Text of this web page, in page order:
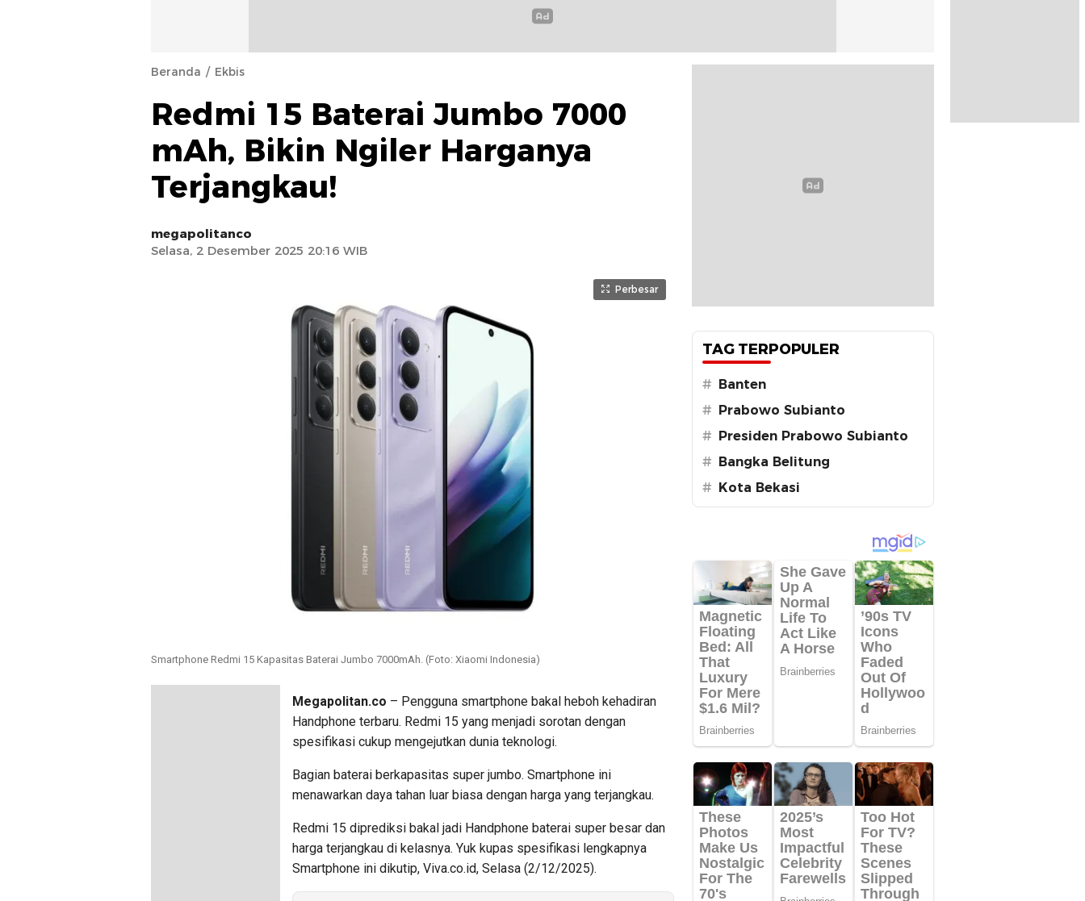
Beranda Ekbis
Redmi 15 Baterai Jumbo 7000
mAh, Bikin Ngiler Harganya
Terjangkau!
megapolitanco
Selasa, 2 Desember 2025 20:16 WIB
Perbesar
Smartphone Redmi 15 Kapasitas Baterai Jumbo 7000mAh. (Foto: Xiaomi Indonesia)
Megapolitan.co – Pengguna smartphone bakal heboh kehadiran
Handphone terbaru. Redmi 15 yang menjadi sorotan dengan
spesifikasi cukup mengejutkan dunia teknologi.
Bagian baterai berkapasitas super jumbo. Smartphone ini
menawarkan daya tahan luar biasa dengan harga yang terjangkau.
Redmi 15 diprediksi bakal jadi Handphone baterai super besar dan
harga terjangkau di kelasnya. Yuk kupas spesifikasi lengkapnya
Smartphone ini dikutip, Viva.co.id, Selasa (2/12/2025).
TAG TERPOPULER
# Banten
# Prabowo Subianto
# Presiden Prabowo Subianto
# Bangka Belitung
# Kota Bekasi